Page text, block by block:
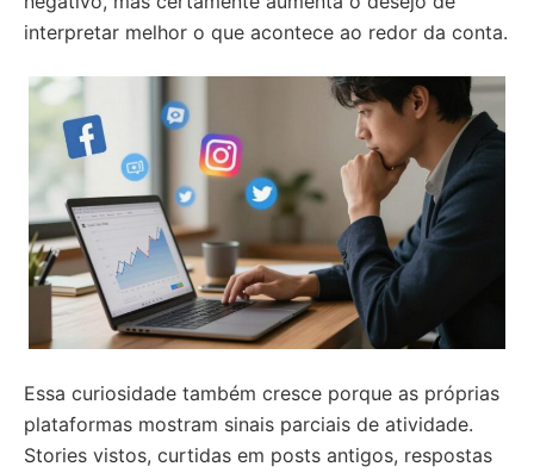
interpretar melhor o que acontece ao redor da conta.
Essa curiosidade também cresce porque as próprias
plataformas mostram sinais parciais de atividade.
Stories vistos, curtidas em posts antigos, respostas